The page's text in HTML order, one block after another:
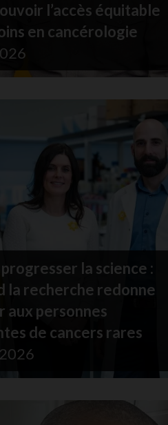
l’accès équitable
en cancérologie
la science :
la recherche redonne
aux personnes
de cancers rares